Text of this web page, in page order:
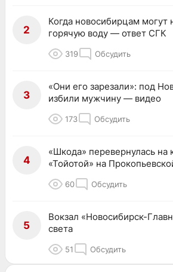
2
Когда новосибирцам могут
горячую воду — ответ СГК
319 Обсудить
3
«Они его зарезали»: под
избили мужчину — видео
173 Обсудить
4
«Шкода» перевернулась
«Тойотой» на
60 Обсудить
5
Вокзал «Новосибирск-
света
51 Обсудить